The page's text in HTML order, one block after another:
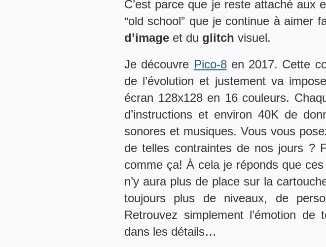
C’est parce que je reste attaché aux
“old school” que je continue à aimer
d’image et du glitch visuel.
Je découvre Pico-8en 2017. Cette
de l’évolution et justement va
écran 128x128 en 16 couleurs.
d’instructions et environ 40K de
sonores et musiques. Vous vous
de telles contraintes de nos jours ?
comme ça! À cela je réponds que
n’y aura plus de place sur la
toujours plus de niveaux, de
Retrouvez simplement l’émotion
dans les détails…